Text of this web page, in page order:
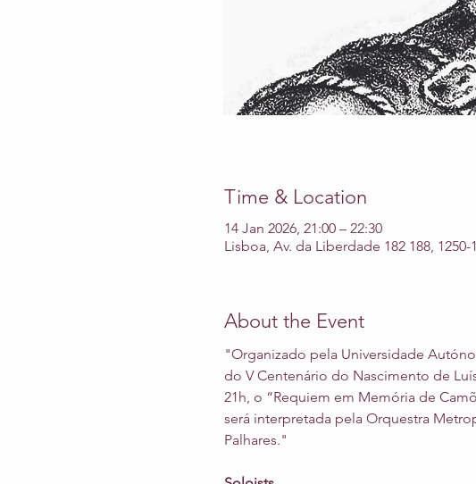
Time & Location
14 Jan 2026, 21:00 – 22:30
Lisboa, Av. da Liberdade 182 188,
About the Event
"Organizado pela Universidade
do V Centenário do Nascimento de
21h, o “Requiem em Memória de
será interpretada pela Orquestra
Palhares."